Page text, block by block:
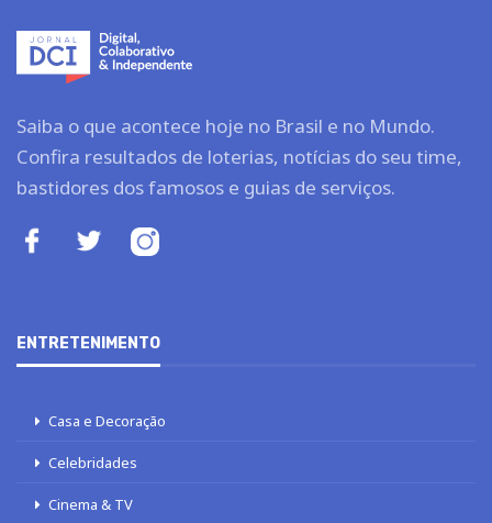
Saiba o que acontece hoje no Brasil e no Mundo.
Confira resultados de loterias, notícias do seu time,
bastidores dos famosos e guias de serviços.
ENTRETENIMENTO
Casa e Decoração
Celebridades
Cinema & TV